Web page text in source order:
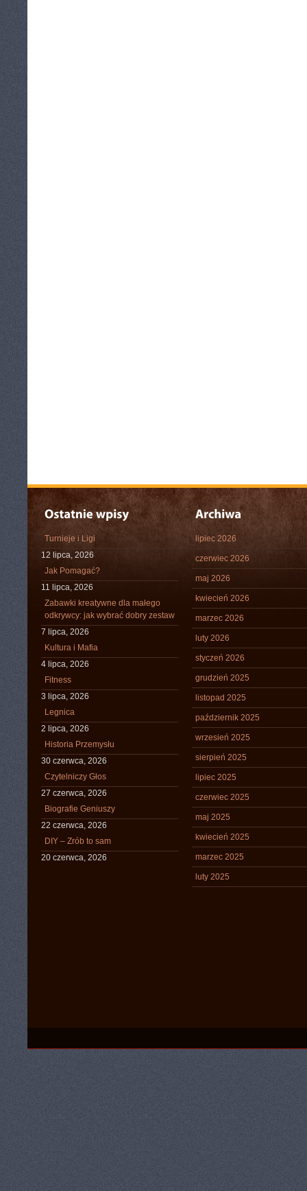
Turnieje i Ligi
12 lipca, 2026
Jak Pomagać?
11 lipca, 2026
Zabawki kreatywne dla małego
odkrywcy: jak wybrać dobry zestaw
7 lipca, 2026
Kultura i Mafia
4 lipca, 2026
Fitness
3 lipca, 2026
Legnica
2 lipca, 2026
Historia Przemysłu
30 czerwca, 2026
Czytelniczy Głos
27 czerwca, 2026
Biografie Geniuszy
22 czerwca, 2026
DIY – Zrób to sam
20 czerwca, 2026
lipiec 2026
czerwiec 2026
maj 2026
kwiecień 2026
marzec 2026
luty 2026
styczeń 2026
grudzień 2025
listopad 2025
październik 2025
wrzesień 2025
sierpień 2025
lipiec 2025
czerwiec 2025
maj 2025
kwiecień 2025
marzec 2025
luty 2025